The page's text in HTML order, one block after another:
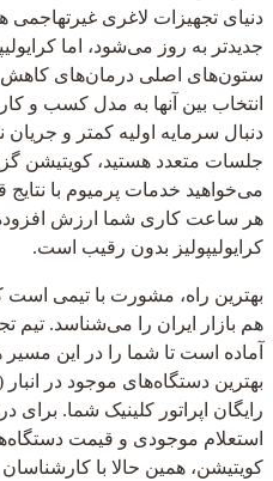
دنیای تجهیزات لاغری غیرتهاجمی
جدیدتر به روز می‌شود، اما
ستون‌های اصلی درمان‌های
انتخاب بین آنها به مدل کسب و
دنبال سرمایه اولیه کمتر و
جلسات متعدد هستید، کویتیشن
می‌خواهید خدمات پرمیوم با نتایج
هر ساعت کاری شما ارزش افزوده
کرایولیپولیز بدون رقیب است.
بهترین راه، مشورت با تیمی است
هم بازار ایران را می‌شناسد. تیم
آماده است تا شما را در این
بهترین دستگاه‌های موجود در
رایگان اپراتور کلینیک شما.
استعلام موجودی و قیمت
کویتیشن، همین حالا با